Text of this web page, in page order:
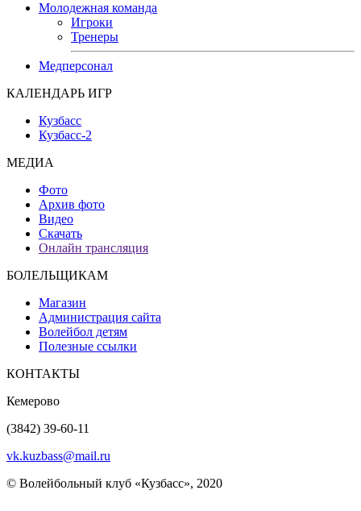
Молодежная команда
Игроки
Тренеры
Медперсонал
КАЛЕНДАРЬ ИГР
Кузбасс
Кузбасс-2
МЕДИА
Фото
Архив фото
Видео
Скачать
Онлайн трансляция
БОЛЕЛЬЩИКАМ
Магазин
Администрация сайта
Волейбол детям
Полезные ссылки
КОНТАКТЫ
Кемерово
(3842) 39-60-11
vk.kuzbass@mail.ru
© Волейбольный клуб «Кузбасс», 2020